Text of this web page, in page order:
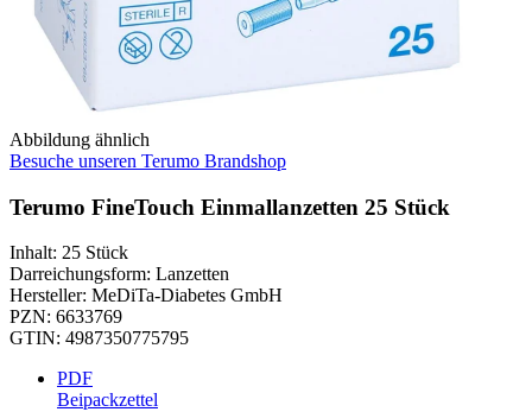
Abbildung ähnlich
Besuche unseren Terumo Brandshop
Terumo FineTouch Einmallanzetten 25 Stück
Inhalt: 25 Stück
Darreichungsform: Lanzetten
Hersteller: MeDiTa-Diabetes GmbH
PZN: 6633769
GTIN: 4987350775795
PDF
Beipackzettel